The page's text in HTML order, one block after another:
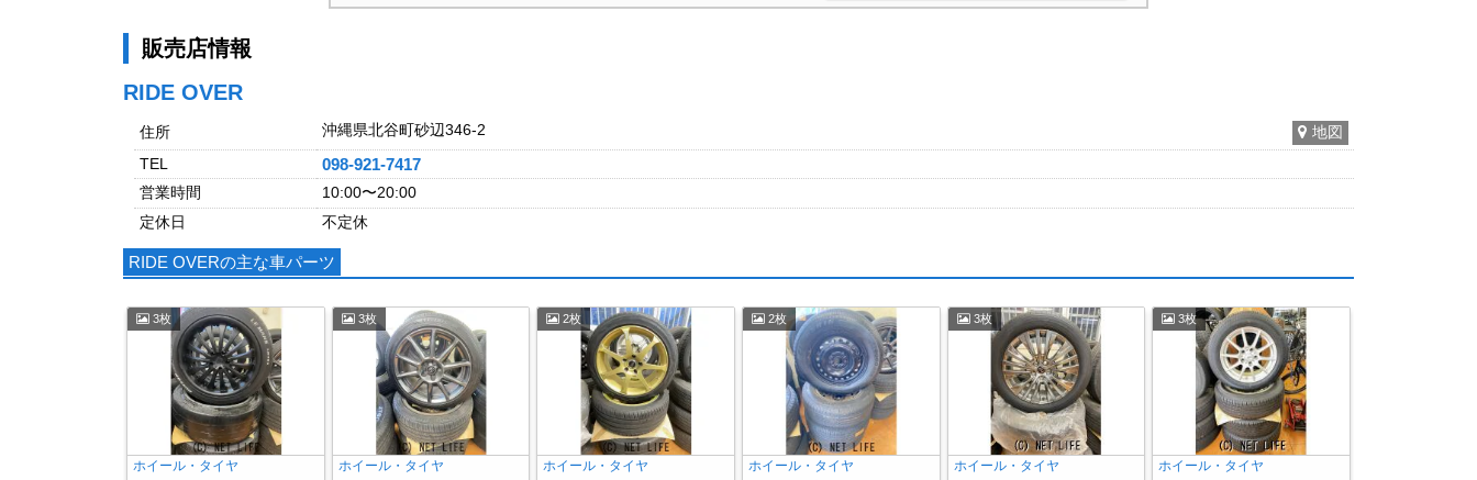
販売店情報
RIDE OVER
住所 沖縄県北谷町砂辺346-2
地図
TEL
098-921-7417
営業時間
10:00〜20:00
定休日
不定休
RIDE OVERの主な車パーツ
3枚
ホイール・タイヤ
3枚
ホイール・タイヤ
2枚
ホイール・タイヤ
2枚
ホイール・タイヤ
3枚
ホイール・タイヤ
3枚
ホイール・タイヤ